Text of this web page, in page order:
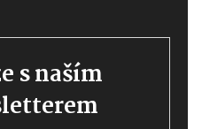
s naším